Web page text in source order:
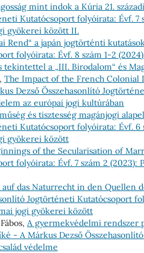
mint indok a Kúria 21.
Kutatócsoport folyóirata: Évf.
gyökerei között II.
Rend“ a japán jogtörténti
folyóirata: Évf. 8 szám 1-2
tekintettel a „III. Birodalom“ és
The Impact of the French
Dezső Összehasonlító
az európai jogi kultúrában
és tisztesség magánjogi
Kutatócsoport folyóirata: Évf.
gyökerei között
of the Secularisation of
folyóirata: Évf. 7 szám 2
auf das Naturrecht in den Quellen
Jogtörténeti Kutatócsoport
jogi gyökerei között
A gyermekvédelmi rendszer
- A Márkus Dezső
védelme